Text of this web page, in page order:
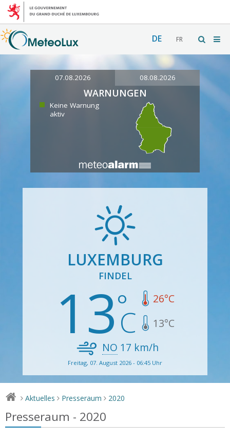
DE FR
07.08.2026 08.08.2026
WARNUNGEN
Keine Warnung
aktiv
LUXEMBURG
FINDEL
13 26°C
13°C
NO 17 km/h
Freitag, 07. August 2026 - 06:45 Uhr
> Aktuelles > Presseraum > 2020
Presseraum - 2020